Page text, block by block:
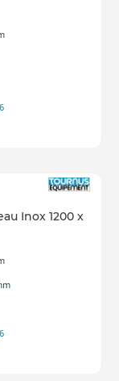
Inox 1200 x